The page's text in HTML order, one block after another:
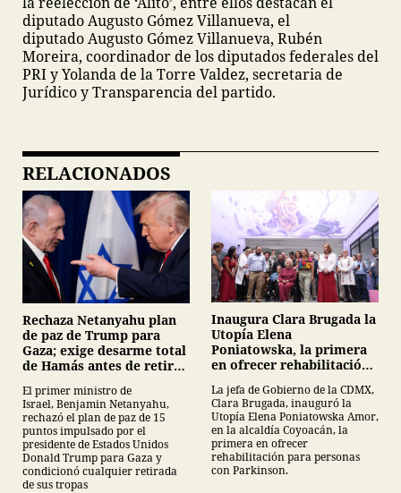
diputado Augusto Gómez Villanueva, el
diputado Augusto Gómez Villanueva, Rubén
Moreira, coordinador de los diputados federales del
PRI y Yolanda de la Torre Valdez, secretaria de
Jurídico y Transparencia del partido.
RELACIONADOS
Rechaza Netanyahu plan
de paz de Trump para
Gaza; exige desarme total
de Hamás antes de retirar
El primer ministro de
Israel, Benjamin Netanyahu,
rechazó el plan de paz de 15
puntos impulsado por el
presidente de Estados Unidos
Donald Trump para Gaza y
condicionó cualquier retirada
de sus tropas
Inaugura Clara Brugada la
Utopía Elena
Poniatowska, la primera
en ofrecer rehabilitación
Parkinson
La jefa de Gobierno de la CDMX,
Clara Brugada, inauguró la
Utopía Elena Poniatowska Amor,
en la alcaldía Coyoacán, la
primera en ofrecer
rehabilitación para personas
con Parkinson.